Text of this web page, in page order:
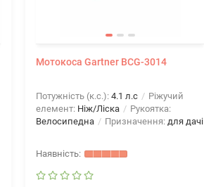
Мотокоса Gartner BCG-3014
Потужність (к.с.): 4.1 л.с
Ріжучий
елемент: Ніж/Ліска
Рукоятка:
Велосипедна
Призначення: для дачі